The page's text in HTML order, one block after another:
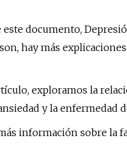
este documento,
hay más
exploramos la
y la enfermedad
información sobre la